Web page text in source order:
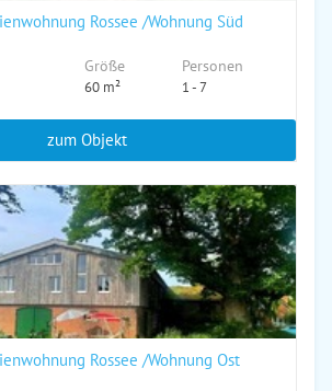
Rossee /Wohnung Süd
Größe
60 m²
Personen
1 - 7
zum Objekt
Rossee /Wohnung Ost